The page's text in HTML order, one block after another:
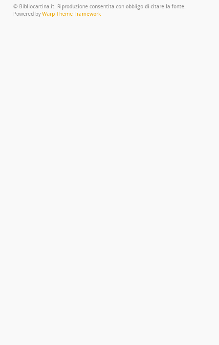
© Bibliocartina.it. Riproduzione consentita con obbligo di citare la fonte.
Powered by Warp Theme Framework